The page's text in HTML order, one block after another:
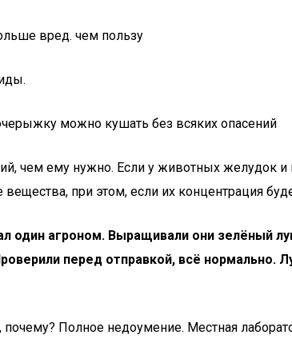
вред. чем пользу
можно кушать без всяких опасений
чем ему нужно. Если у животных желудок
при этом, если их концентрация
один агроном. Выращивали они зелёный
перед отправкой, всё нормально.
Полное недоумение. Местная